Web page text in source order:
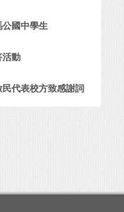
國中學生
活動
代表校方致感謝詞